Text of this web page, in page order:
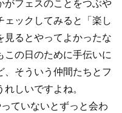
ックしてみると「楽し
るとやってよかったな
この日のために手伝いに
そういう仲間たちとフ
しいですよね。
ていないとずっと会わ